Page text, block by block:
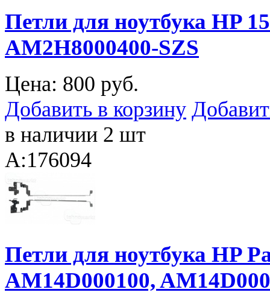
Петли для ноутбука HP
AM2H8000400-SZS
Цена: 800 руб.
Добавить в корзину
в наличии 2 шт
A:176094
Петли для ноутбука HP
AM14D000100,